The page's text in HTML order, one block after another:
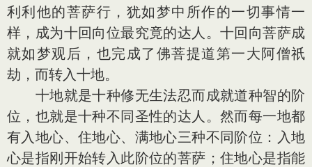
利利他的菩萨行，犹如梦中所作的一切事情一
样，成为十回向位最究竟的达人。十回向菩萨成
就如梦观后，也完成了佛菩提道第一大阿僧祇
劫，而转入十地。
十地就是十种修无生法忍而成就道种智的阶
位，也就是十种不同圣性的达人。然而每一地都
有入地心、住地心、满地心三种不同阶位：入地
心是指刚开始转入此阶位的菩萨；住地心是指能